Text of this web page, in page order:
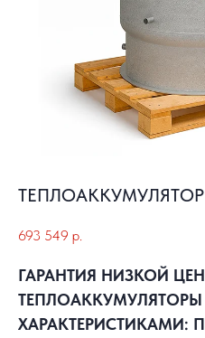
ТЕПЛОАККУМУЛЯТОР
693 549 р.
ГАРАНТИЯ НИЗКОЙ
ХАРАКТЕРИСТИКАМИ: